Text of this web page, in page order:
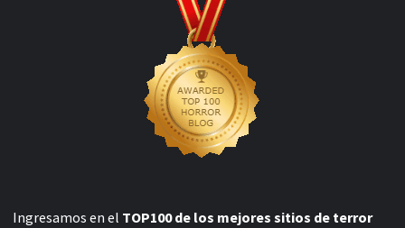
Ingresamos en el TOP100 de los mejores sitios de terror